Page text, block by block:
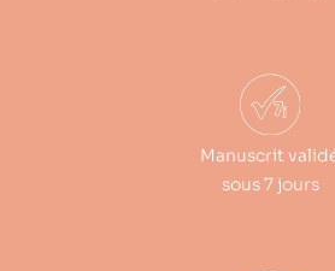
Manuscrit
sous 7 jours